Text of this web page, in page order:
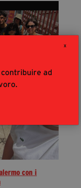
X
ad
con i